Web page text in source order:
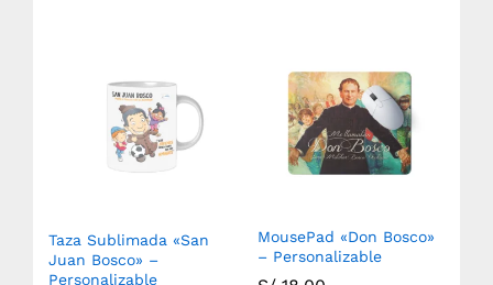
Taza Sublimada «San
Juan Bosco» –
Personalizable
MousePad «Don Bosco»
– Personalizable